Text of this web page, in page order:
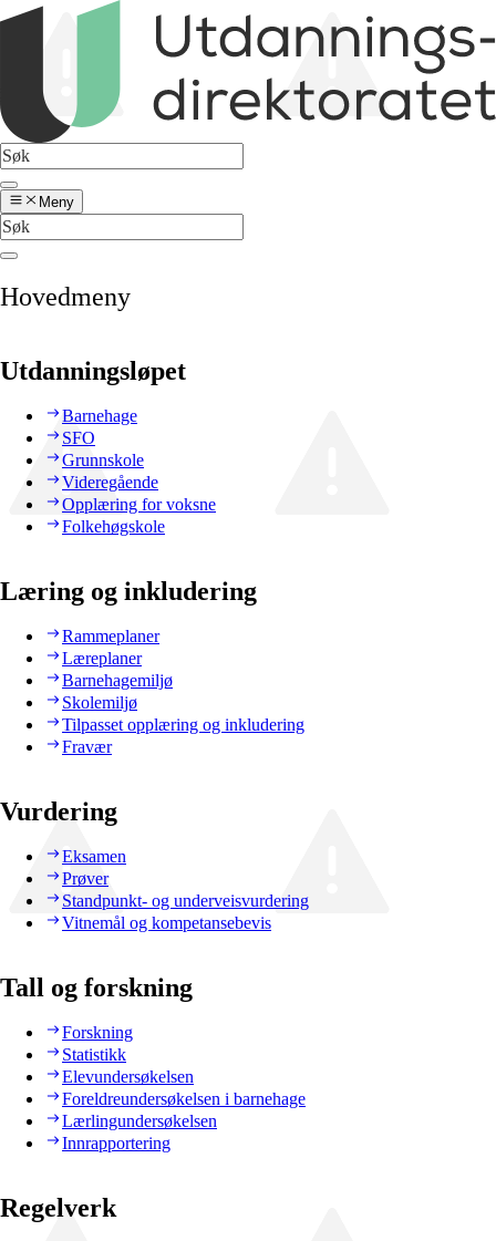
Meny
Hovedmeny
Utdanningsløpet
Barnehage
SFO
Grunnskole
Videregående
Opplæring for voksne
Folkehøgskole
Læring og inkludering
Rammeplaner
Læreplaner
Barnehagemiljø
Skolemiljø
Tilpasset opplæring og inkludering
Fravær
Vurdering
Eksamen
Prøver
Standpunkt- og underveisvurdering
Vitnemål og kompetansebevis
Tall og forskning
Forskning
Statistikk
Elevundersøkelsen
Foreldreundersøkelsen i barnehage
Lærlingundersøkelsen
Innrapportering
Regelverk